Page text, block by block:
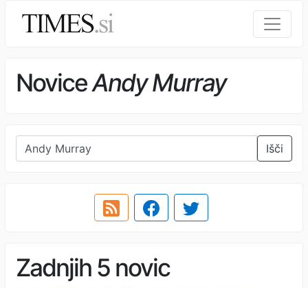
NoviceAndy Murray
Išči
Zadnjih 5 novic